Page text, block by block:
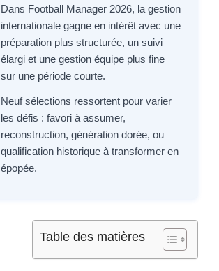
Dans Football Manager 2026, la gestion
internationale gagne en intérêt avec une
préparation plus structurée, un suivi
élargi et une gestion équipe plus fine
sur une période courte.
Neuf sélections ressortent pour varier
les défis : favori à assumer,
reconstruction, génération dorée, ou
qualification historique à transformer en
épopée.
Table des matières